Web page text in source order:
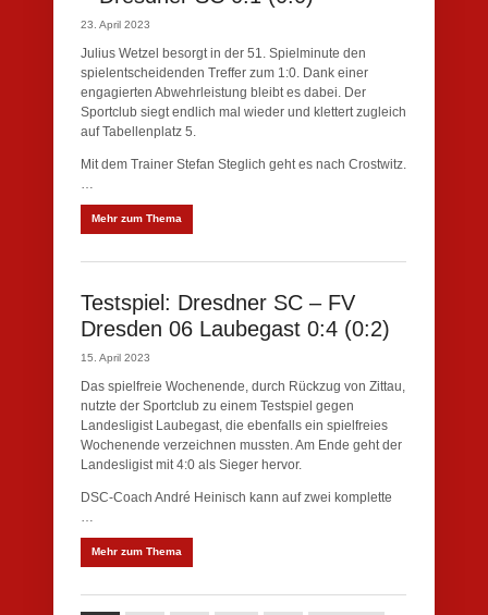
23. April 2023
Julius Wetzel besorgt in der 51. Spielminute den
spielentscheidenden Treffer zum 1:0. Dank einer
engagierten Abwehrleistung bleibt es dabei. Der
Sportclub siegt endlich mal wieder und klettert zugleich
auf Tabellenplatz 5.
Mit dem Trainer Stefan Steglich geht es nach Crostwitz.
…
Mehr zum Thema
Testspiel: Dresdner SC – FV
Dresden 06 Laubegast 0:4 (0:2)
15. April 2023
Das spielfreie Wochenende, durch Rückzug von Zittau,
nutzte der Sportclub zu einem Testspiel gegen
Landesligist Laubegast, die ebenfalls ein spielfreies
Wochenende verzeichnen mussten. Am Ende geht der
Landesligist mit 4:0 als Sieger hervor.
DSC-Coach André Heinisch kann auf zwei komplette
…
Mehr zum Thema